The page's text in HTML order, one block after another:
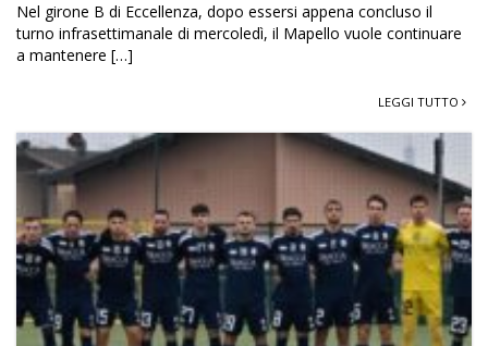
Nel girone B di Eccellenza, dopo essersi appena concluso il
turno infrasettimanale di mercoledì, il Mapello vuole continuare
a mantenere […]
LEGGI TUTTO